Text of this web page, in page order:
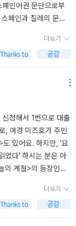
지막 단계로 작가는
부르주아에게나 해
없었고, 지금은 돈
모르겠다. 심연에 도
과 여행을 탐험’해야 한
다. 현대 라틴 아메리
>는 작가 스스로 지
성된 게 아닌가 싶
다하는 작가들을 총망
델라와 가비토 그리고
려는 인프라레알리스
하는 최고의 라틴 아
게도 국내에는 소개
준하게 읽는 이유 중
지금 한창 빠져 있
물을 세상에 내놓을
던 구절들.“위고는 <
포의 오아시스. 근대
있을까요. 그권태를
손에 주어진 유일한
은 그것은 바로 공포
세계 깊은 곳으로,
무한이 더해지더라도
포로 수렴되는 공포
은 시인들의 전투가
것입니다.” “말라르
여행을 다시시작하
리의 행위만 병든 게
곳에서 발견되는 그것
인어권 문단으로부
페인과 칠레의 문학
의 '2008년 최고의 책'으
을 수상했다. 그 밖에
, 「텔레그래프」, 「인디
세계 각국의 유력지
이 전 세계 독자들의
신을 다해 완성한 마
렸기 때문일 수도 있
이 <2666>에 관심을
계 최악의 범죄 도시
여러 차례 밝혔기 때
대륙을 넘나들며 수
의 악이 어떤 모습으
스키의 일기에서 서
세계 대전의 홀로코
더보기
청해서 1번으로 대출
, 여경 미즈호가 주인
도 있어요. 하지만, '요
었다' 하시는 분은 아
계절>의 등장인물
요코야마 히데오 <종
니다. 완전 새롭더
랐습니다. 고고하고
더보기